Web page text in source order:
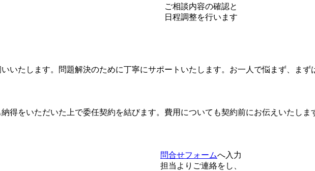
ご相談内容の確認と
日程調整を行います
いたします。問題解決のために丁寧にサポートいたします。お一人で悩まず、まず
得をいただいた上で委任契約を結びます。費用についても契約前にお伝えいたしま
問合せフォームへ入力
担当よりご連絡をし、